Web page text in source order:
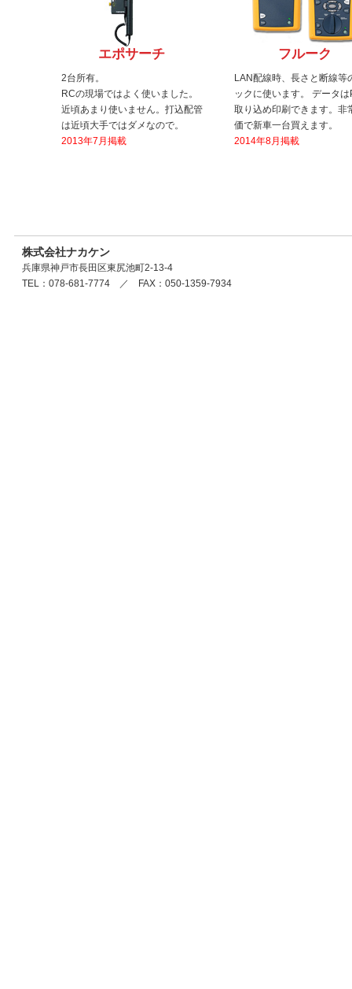
エポサーチ
2台所有。
RCの現場ではよく使いました。
近頃あまり使いません。打込配管
は近頃大手ではダメなので。
2013年7月掲載
フルーク
LAN配線時、長さと断線等
ックに使います。 データは
取り込め印刷できます。非
価で新車一台買えます。
2014年8月掲載
株式会社ナカケン
兵庫県神戸市長田区東尻池町2-13-4
TEL：078-681-7774 ／ FAX：050-1359-7934